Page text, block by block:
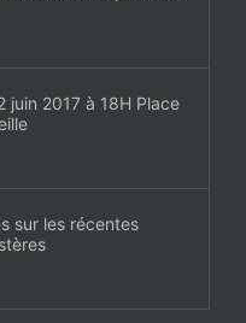
juin 2017 à 18H Place
sur les récentes